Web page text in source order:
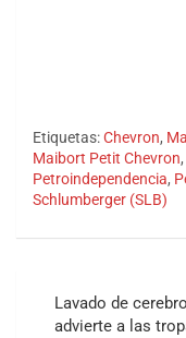
Etiquetas:Chevron,
Maibort Petit Chevron,
Petroindependencia,
Schlumberger (SLB)
Lavado de
advierte a las